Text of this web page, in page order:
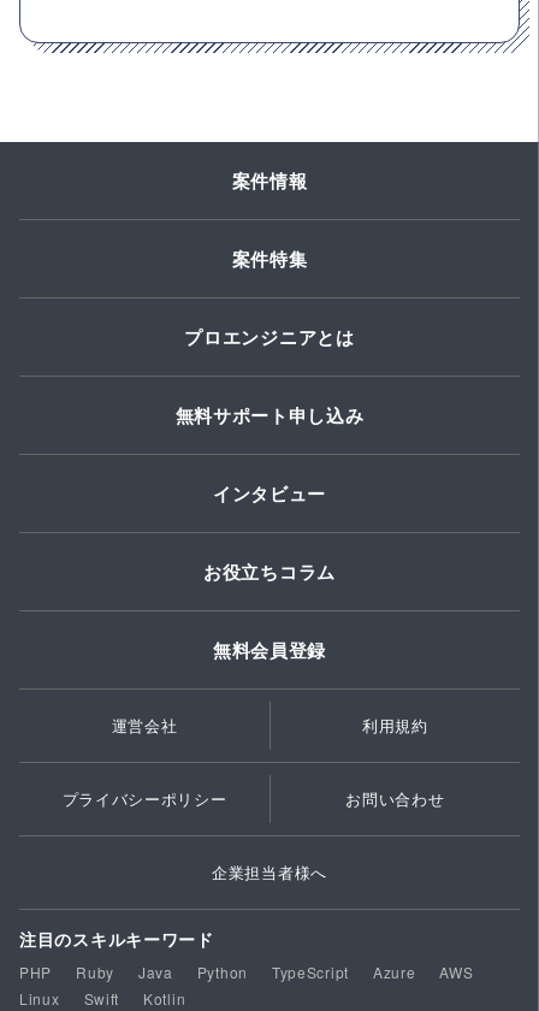
案件情報
案件特集
プロエンジニアとは
無料サポート申し込み
インタビュー
お役立ちコラム
無料会員登録
運営会社 利用規約
プライバシーポリシー お問い合わせ
企業担当者様へ
注目のスキルキーワード
PHP Ruby Java Python TypeScript Azure
AWS
Linux
Swift Kotlin